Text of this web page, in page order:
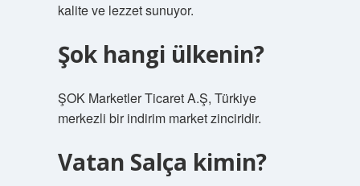
kalite ve lezzet sunuyor.
Şok hangi ülkenin?
ŞOK Marketler Ticaret A.Ş, Türkiye
merkezli bir indirim market zinciridir.
Vatan Salça kimin?